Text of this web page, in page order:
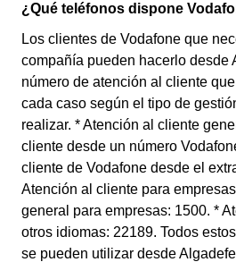
¿Qué teléfonos dispone
Los clientes de Vodafone que
compañía pueden hacerlo desde
número de atención al cliente
cada caso según el tipo de
realizar. * Atención al cliente
cliente desde un número
cliente de Vodafone desde el
Atención al cliente para
general para empresas: 1500. *
otros idiomas: 22189. Todos
se pueden utilizar desde